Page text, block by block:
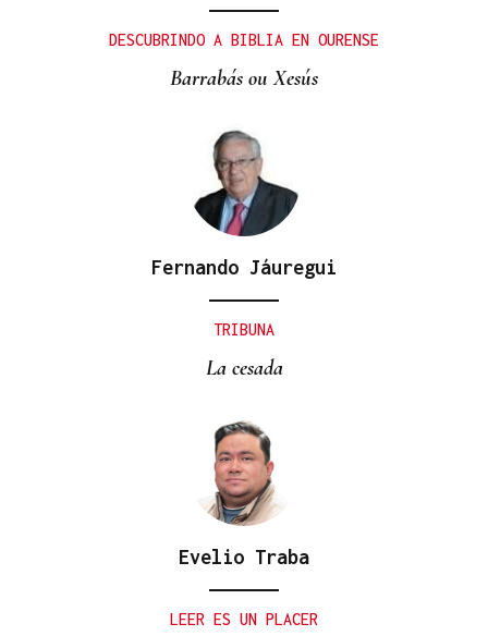
DESCUBRINDO A BIBLIA EN OURENSE
Barrabás ou Xesús
Fernando Jáuregui
TRIBUNA
La cesada
Evelio Traba
LEER ES UN PLACER